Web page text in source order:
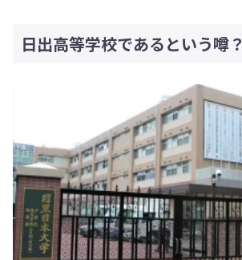
日出高等学校であるという噂？